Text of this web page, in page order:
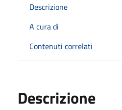
Descrizione
A cura di
Contenuti correlati
Descrizione